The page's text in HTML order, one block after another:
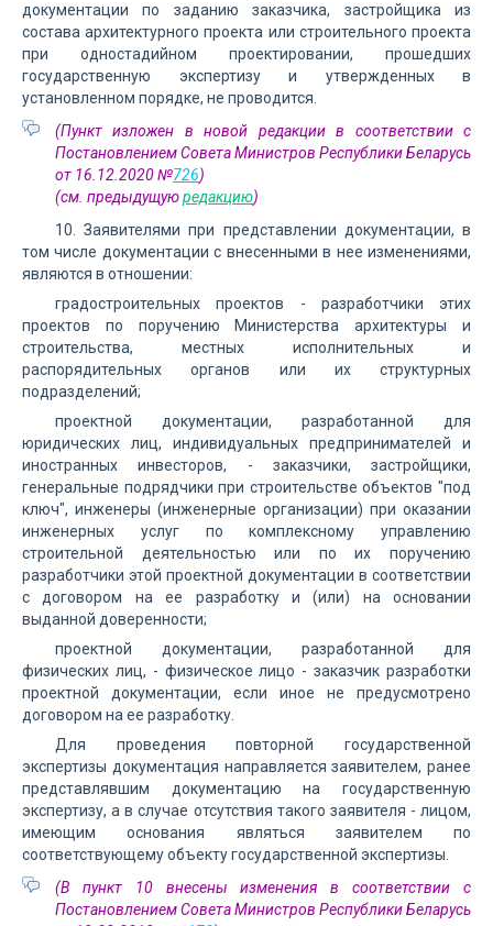
документации по заданию заказчика, застройщика из
состава архитектурного проекта или строительного проекта
при одностадийном проектировании, прошедших
государственную экспертизу и утвержденных в
установленном порядке, не проводится.
(Пункт изложен в новой редакции в соответствии с
Постановлением Совета Министров Республики Беларусь
от 16.12.2020 №726)
(см. предыдущуюредакцию)
10. Заявителями при представлении документации, в
том числе документации с внесенными в нее изменениями,
являются в отношении:
градостроительных проектов - разработчики этих
проектов по поручению Министерства архитектуры и
строительства, местных исполнительных и
распорядительных органов или их структурных
подразделений;
проектной документации, разработанной для
юридических лиц, индивидуальных предпринимателей и
иностранных инвесторов, - заказчики, застройщики,
генеральные подрядчики при строительстве объектов "под
ключ", инженеры (инженерные организации) при оказании
инженерных услуг по комплексному управлению
строительной деятельностью или по их поручению
разработчики этой проектной документации в соответствии
с договором на ее разработку и (или) на основании
выданной доверенности;
проектной документации, разработанной для
физических лиц, - физическое лицо - заказчик разработки
проектной документации, если иное не предусмотрено
договором на ее разработку.
Для проведения повторной государственной
экспертизы документация направляется заявителем, ранее
представлявшим документацию на государственную
экспертизу, а в случае отсутствия такого заявителя - лицом,
имеющим основания являться заявителем по
соответствующему объекту государственной экспертизы.
(В пункт 10 внесены изменения в соответствии с
Постановлением Совета Министров Республики Беларусь